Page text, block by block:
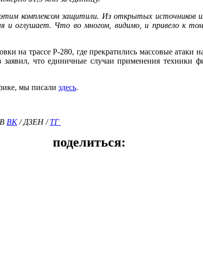
комплексом защитили. Из открытых источников
и оглушает. Что во многом, видимо, и привело к
на трассе Р-280, где прекратились массовые атаки
что единичные случаи применения техники
мы писали здесь.
ВК/ ДЗЕН /ТГ
поделиться: